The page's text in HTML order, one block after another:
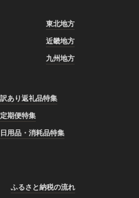
東北地方
近畿地方
九州地方
訳あり返礼品特集
定期便特集
日用品・消耗品特集
ふるさと納税の流れ